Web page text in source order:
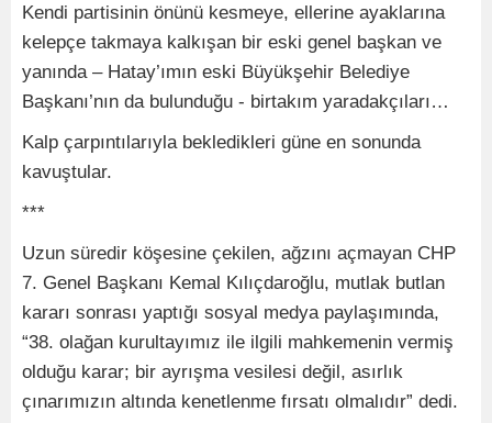
Kendi partisinin önünü kesmeye, ellerine ayaklarına
kelepçe takmaya kalkışan bir eski genel başkan ve
yanında – Hatay’ımın eski Büyükşehir Belediye
Başkanı’nın da bulunduğu - birtakım yaradakçıları…
Kalp çarpıntılarıyla bekledikleri güne en sonunda
kavuştular.
***
Uzun süredir köşesine çekilen, ağzını açmayan CHP
7. Genel Başkanı Kemal Kılıçdaroğlu, mutlak butlan
kararı sonrası yaptığı sosyal medya paylaşımında,
“38. olağan kurultayımız ile ilgili mahkemenin vermiş
olduğu karar; bir ayrışma vesilesi değil, asırlık
çınarımızın altında kenetlenme fırsatı olmalıdır” dedi.